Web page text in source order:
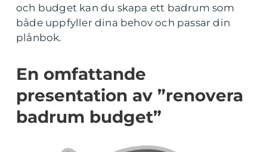
och budget kan du skapa ett badrum som
både uppfyller dina behov och passar din
plånbok.
En omfattande
presentation av ”renovera
badrum budget”